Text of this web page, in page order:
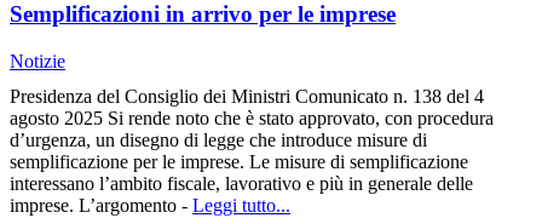
Semplificazioni in arrivo per le imprese
Notizie
Presidenza del Consiglio dei Ministri Comunicato n. 138 del 4
agosto 2025 Si rende noto che è stato approvato, con procedura
d’urgenza, un disegno di legge che introduce misure di
semplificazione per le imprese. Le misure di semplificazione
interessano l’ambito fiscale, lavorativo e più in generale delle
imprese. L’argomento - Leggi tutto...